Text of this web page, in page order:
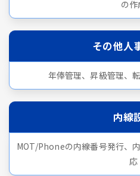
の作
その他人
年俸管理、昇級管理、
内線
MOT/Phoneの内線番号発行、
応